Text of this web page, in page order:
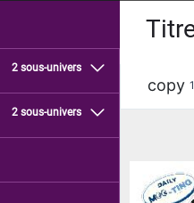
2 sous-univers
2 sous-univers
copy